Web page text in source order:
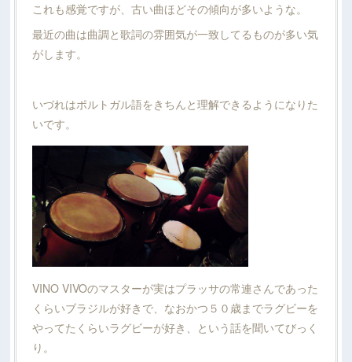
これも感覚ですが、古い曲ほどその傾向が多いような。
最近の曲は曲調と歌詞の雰囲気が一致してるものが多い気
がします。
いづれはポルトガル語をきちんと理解できるようになりた
いです。
VINO VIVOのマスターが実はプラッサの常連さんであった
くらいブラジルが好きで、なおかつ５０歳までラグビーを
やってたくらいラグビーが好き、という話を聞いてびっく
り。